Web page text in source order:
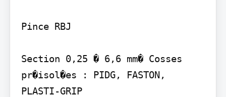
Pince RBJ
Section 0,25 � 6,6 mm� Cosses
pr�isol�es : PIDG, FASTON,
PLASTI-GRIP